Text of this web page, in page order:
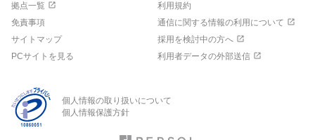
拠点一覧
利用規約
免責事項
通信に関する情報の利用について
サイトマップ
採用を検討中の方へ
PCサイトを見る
利用者データの外部送信
個人情報の取り扱いについて
個人情報保護方針